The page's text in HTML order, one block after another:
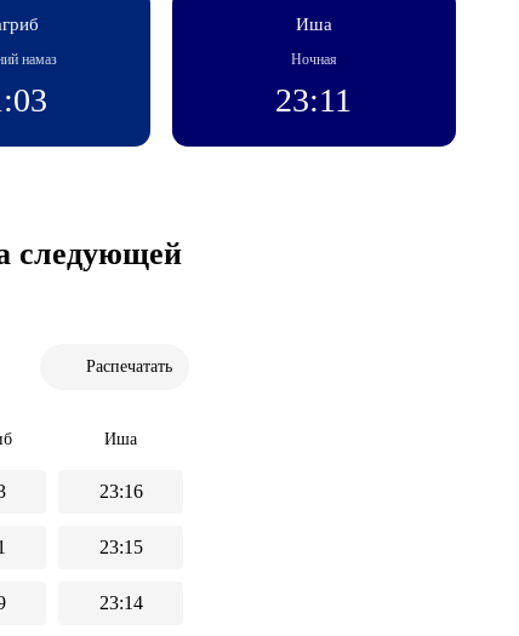
намаз
Иша
Ночная
23:11
следующей
Распечатать
Иша
23:16
23:15
23:14